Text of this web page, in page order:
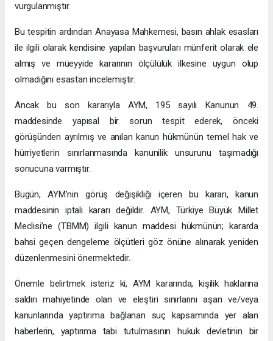
vurgulanmıştır.
Bu tespitin ardından Anayasa Mahkemesi, basın ahlak esasları
ile ilgili olarak kendisine yapılan başvuruları münferit olarak ele
almış ve müeyyide kararının ölçülülük ilkesine uygun olup
olmadığını esastan incelemiştir.
Ancak bu son kararıyla AYM, 195 sayılı Kanunun 49.
maddesinde yapısal bir sorun tespit ederek, önceki
görüşünden ayrılmış ve anılan kanun hükmünün temel hak ve
hürriyetlerin sınırlanmasında kanunilik unsurunu taşımadığı
sonucuna varmıştır.
Bugün, AYM’nin görüş değişikliği içeren bu kararı, kanun
maddesinin iptali kararı değildir. AYM, Türkiye Büyük Millet
Meclisi’ne (TBMM) ilgili kanun maddesi hükmünün; kararda
bahsi geçen dengeleme ölçütleri göz önüne alınarak yeniden
düzenlenmesini önermektedir.
Önemle belirtmek isteriz ki, AYM kararında, kişilik haklarına
saldırı mahiyetinde olan ve eleştiri sınırlarını aşan ve/veya
kanunlarında yaptırıma bağlanan suç kapsamında yer alan
haberlerin, yaptırıma tabi tutulmasının hukuk devletinin bir